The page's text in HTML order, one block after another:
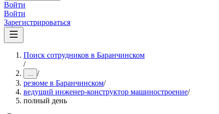
Войти
Войти
Зарегистрироваться
Поиск сотрудников в Баранчинском
/
... /
резюме в Баранчинском/
ведущий инженер-конструктор машиностроение/
полный день